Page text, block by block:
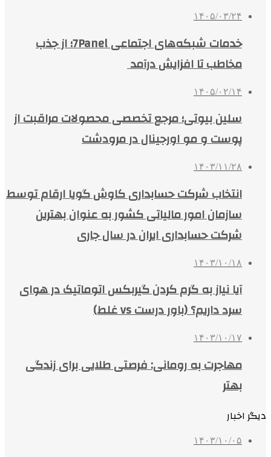
۱۴۰۵/۰۳/۲۴
خدمات شبکه‌های اجتماعی 7Panel؛ از جذب
مخاطب تا افزایش درآمد
۱۴۰۵/۰۲/۱۴
سلین بیوتی؛ مرجع تخصصی محصولات مراقبت از
پوست و مو اورجینال در مرودشت
۱۴۰۳/۱۱/۲۸
انتخاب شرکت حسابداری کاوش گویا ارقام توسط
سازمان امور مالیاتی کشور به عنوان بهترین
شرکت حسابداری ایران در سال جاری
۱۴۰۳/۱۰/۱۸
آیا نیاز به گرم کردن گیربکس اتوماتیک در هوای
سرد داریم؟ (باور درست vs غلط)
۱۴۰۳/۱۰/۱۷
مهاجرت به رومانی: فرصتی طلایی برای زندگی
بهتر
دیگر اخبار
۱۴۰۳/۱۰/۰۵